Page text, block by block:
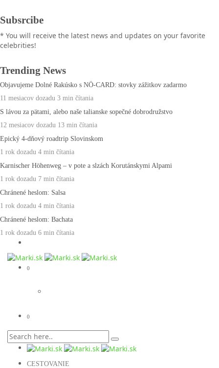
Subsrcibe
* You will receive the latest news and updates on your favorite
celebrities!
Trending News
Objavujeme Dolné Rakúsko s NÖ-CARD: stovky zážitkov zadarmo
11 mesiacov dozadu 3 min čítania
S lávou za pätami, alebo naše talianske sopečné dobrodružstvo
12 mesiacov dozadu 13 min čítania
Epický 4-dňový roadtrip Slovinskom
1 rok dozadu 4 min čítania
Karnischer Höhenweg – v pote a slzách Korutánskymi Alpami
1 rok dozadu 7 min čítania
Chránené heslom: Salsa
1 rok dozadu 4 min čítania
Chránené heslom: Bachata
1 rok dozadu 6 min čítania
0
0
CESTOVANIE